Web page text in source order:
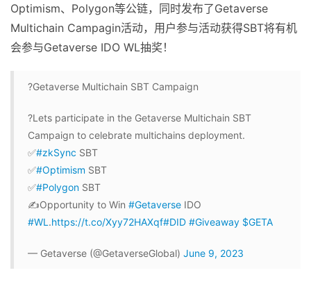
Optimism、Polygon等公链，同时发布了Getaverse
Multichain Campagin活动，用户参与活动获得SBT将有机
会参与Getaverse IDO WL抽奖！
?Getaverse Multichain SBT Campaign
?Lets participate in the Getaverse Multichain SBT
Campaign to celebrate multichains deployment.
✅#zkSync SBT
✅#Optimism SBT
✅#Polygon SBT
✍️Opportunity to Win #Getaverse IDO
#WL .https://t.co/Xyy72HAXqf#DID #Giveaway $GETA
— Getaverse (@GetaverseGlobal) June 9, 2023